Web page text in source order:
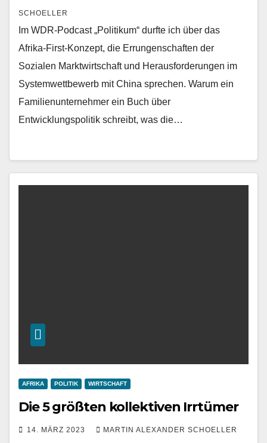
SCHOELLER
Im WDR-Podcast „Politikum“ durfte ich über das
Afrika-First-Konzept, die Errungenschaften der
Sozialen Marktwirtschaft und Herausforderungen im
Systemwettbewerb mit China sprechen. Warum ein
Familienunternehmer ein Buch über
Entwicklungspolitik schreibt, was die…
AFRIKA POLITIK WIRTSCHAFT
Die 5 größten kollektiven Irrtümer
14. MÄRZ 2023 MARTIN ALEXANDER SCHOELLER